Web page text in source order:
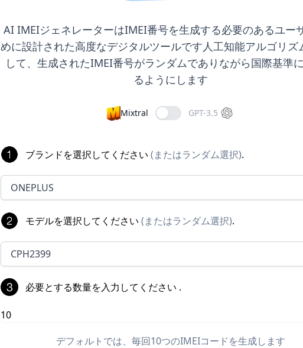
AI IMEIジェネレーターはIMEI番号を生成する必要のあるユー
めに設計された高度なデジタルツールです人工知能アルゴリズ
して、生成されたIMEI番号がランダムでありながら国際基準
るようにします
Mixtral GPT-3.5
ブランドを選択してください (またはランダム選択).
ONEPLUS
モデルを選択してください (またはランダム選択).
CPH2399
必要とする数量を入力してください .
デフォルトでは、毎回10つのIMEIコードを生成します